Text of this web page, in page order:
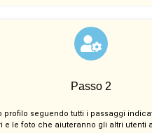
Passo 2
profilo seguendo tutti i passaggi
e le foto che aiuteranno gli altri utenti